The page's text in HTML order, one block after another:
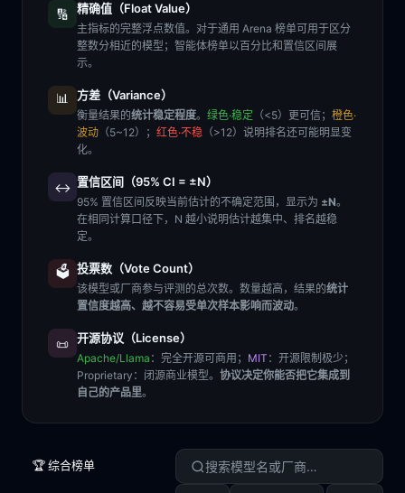
🔢 精确值（Float Value）
主指标的完整浮点数值。对于通用 Arena 榜单可用于区分
整数分相近的模型；智能体榜单以百分比和置信区间展
示。
📊 方差（Variance）
衡量结果的统计稳定程度。 绿色·稳定 （<5）更可信； 橙色·
波动 （5~12）； 红色·不稳 （>12）说明排名还可能明显变
化。
↔️ 置信区间（95% CI = ±N）
95% 置信区间反映当前估计的不确定范围，显示为 ±N。
在相同计算口径下，N 越小说明估计越集中、排名越稳
定。
🗳️ 投票数（Vote Count）
该模型或厂商参与评测的总次数。数量越高，结果的统计
置信度越高、越不容易受单次样本影响而波动。
📜 开源协议（License）
Apache/Llama ：完全开源可商用； MIT ：开源限制极少；
Proprietary ：闭源商业模型。 协议决定你能否把它集成到
自己的产品里。
🏆 综合榜单